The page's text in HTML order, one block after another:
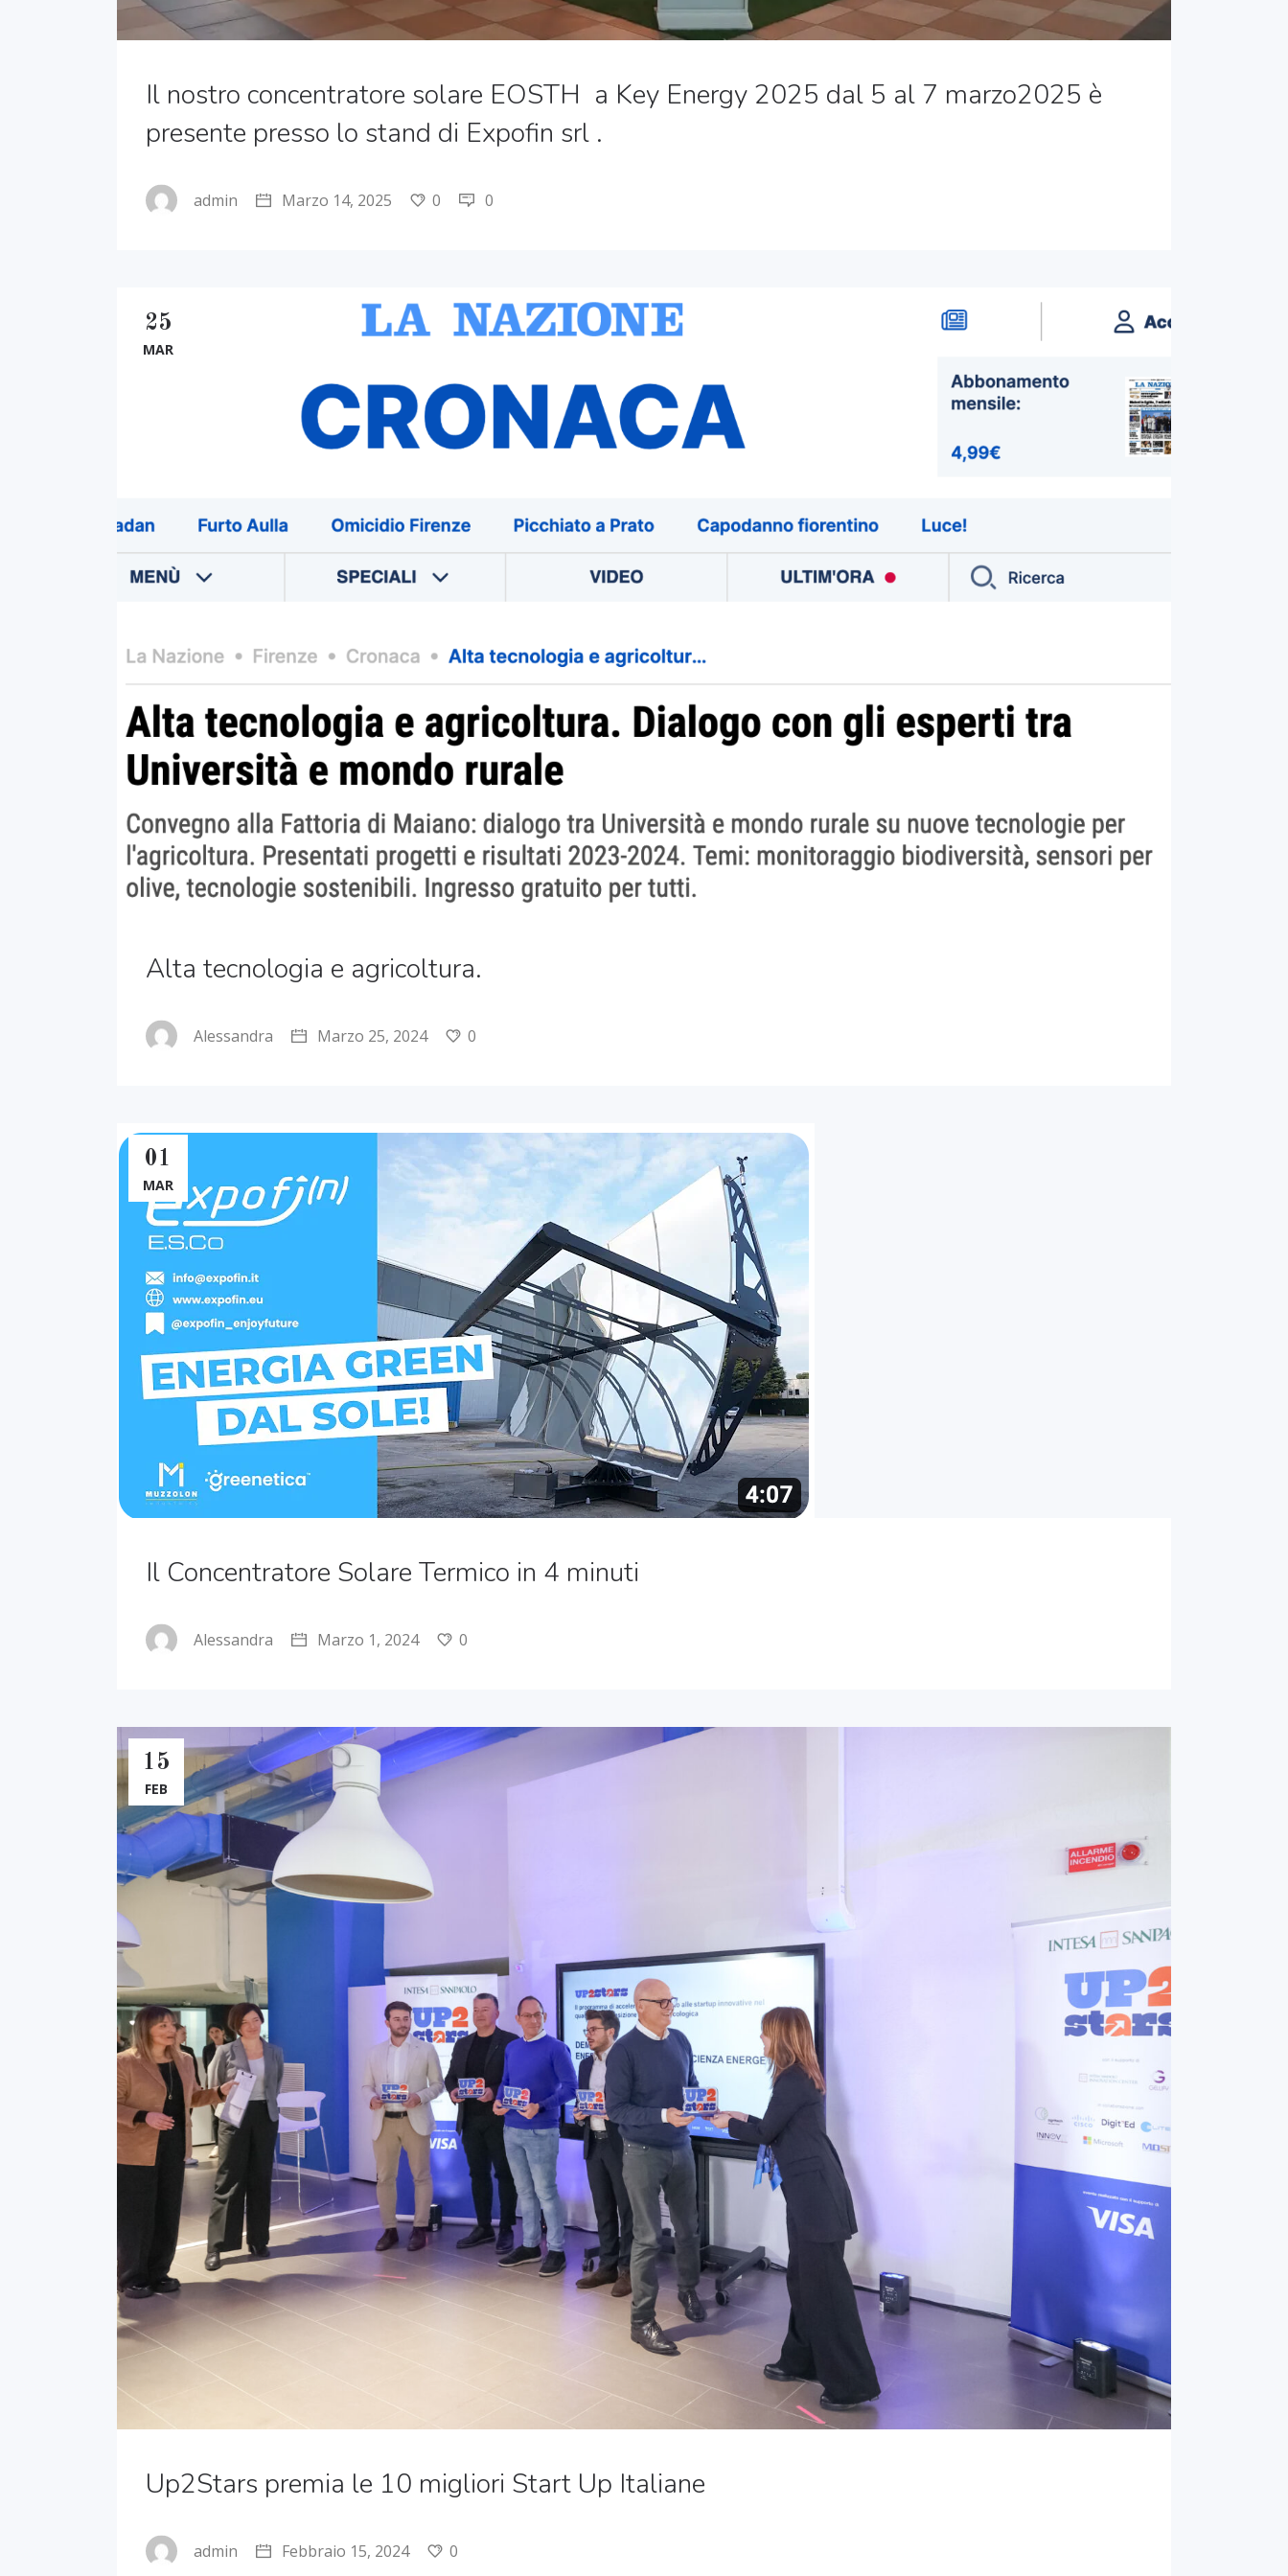
Il nostro concentratore solare EOSTH a Key Energy 2025 dal 5 al 7 marzo2025 è
presente presso lo stand di Expofin srl .
admin Marzo 14, 2025 0 0
25
MAR
Alta tecnologia e agricoltura.
Alessandra Marzo 25, 2024 0
01
MAR
Il Concentratore Solare Termico in 4 minuti
Alessandra Marzo 1, 2024 0
15
FEB
Up2Stars premia le 10 migliori Start Up Italiane
admin Febbraio 15, 2024 0